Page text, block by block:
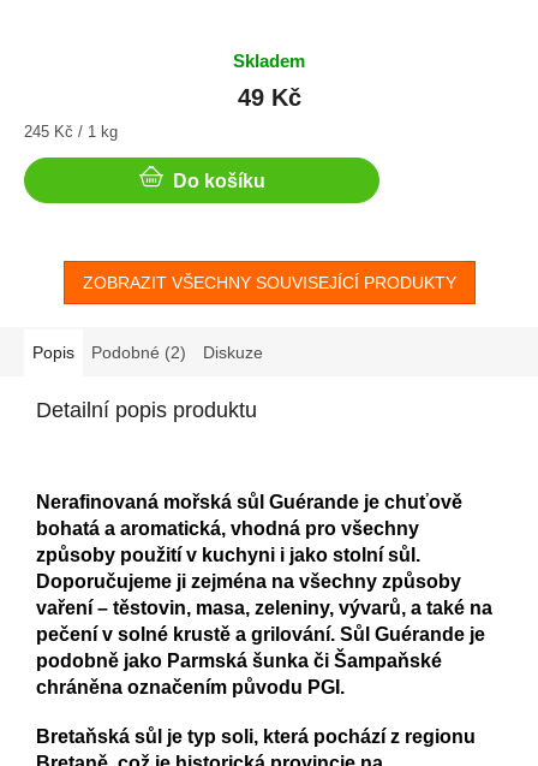
Skladem
49 Kč
Měrná
245 Kč / 1 kg
Do košíku
ZOBRAZIT VŠECHNY SOUVISEJÍCÍ PRODUKTY
Popis Podobné (2) Diskuze
Detailní popis produktu
Nerafinovaná mořská sůl Guérande je chuťově
bohatá a aromatická, vhodná pro všechny
způsoby použití v kuchyni i jako stolní sůl.
Doporučujeme ji zejména na všechny způsoby
vaření – těstovin, masa, zeleniny, vývarů, a také na
pečení v solné krustě a grilování. Sůl Guérande je
podobně jako Parmská šunka či Šampaňské
chráněna označením původu PGI.
Bretaňská sůl je typ soli, která pochází z regionu